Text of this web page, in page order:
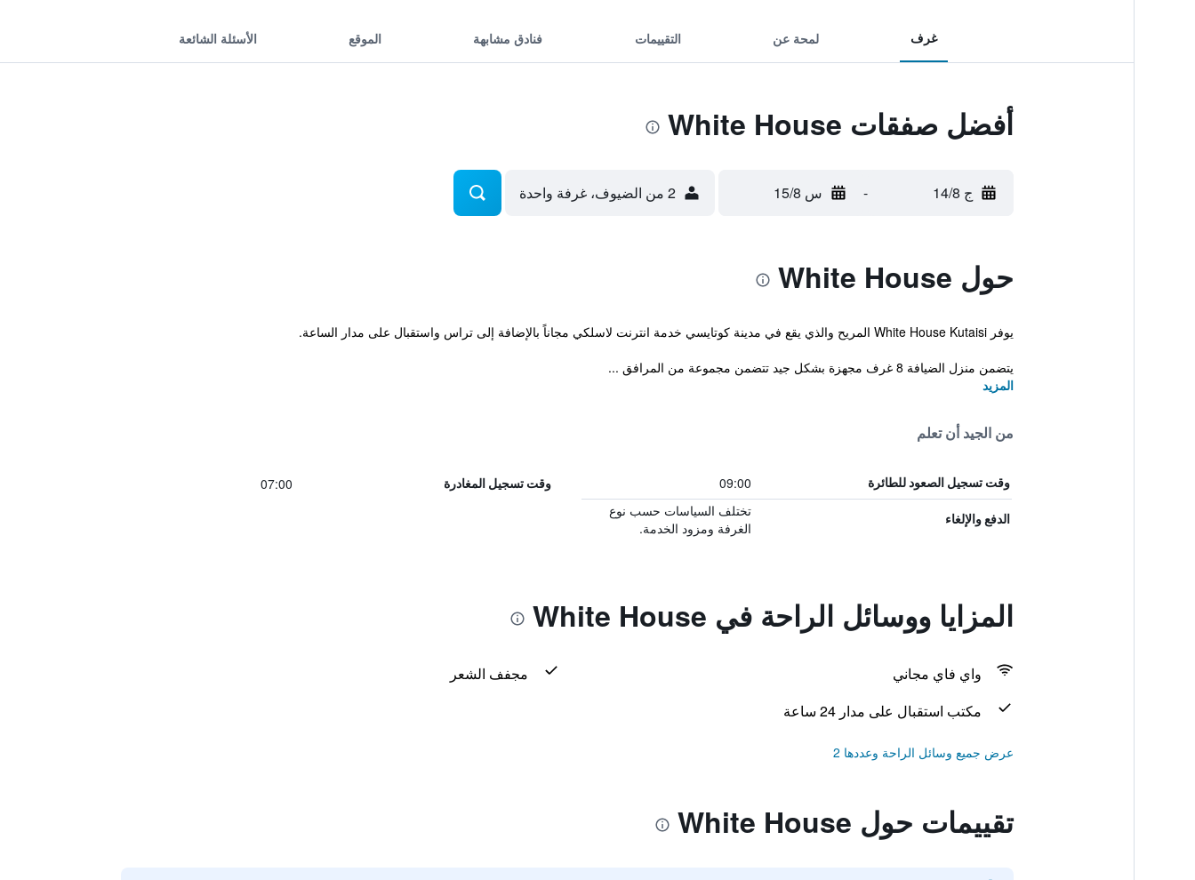
غرف لمحة عن التقييمات فنادق مشابهة الموقع الأسئلة الشائعة
أفضل صفقات White House
ج 14/8 - س 15/8 2 من الضيوف، غرفة واحدة
حول White House
يوفر White House Kutaisi المريح والذي يقع في مدينة كوتايسي خدمة انترنت لاسلكي مجاناً بالإضافة إلى تراس واستقبال على مدار الساعة.
يتضمن منزل الضيافة 8 غرف مجهزة بشكل جيد تتضمن مجموعة من المرافق ...
المزيد
من الجيد أن تعلم
وقت تسجيل الصعود للطائرة 09:00 وقت تسجيل المغادرة 07:00
الدفع والإلغاء
تختلف السياسات حسب نوع
الغرفة ومزود الخدمة.
المزايا ووسائل الراحة في White House
واي فاي مجاني
مجفف الشعر
مكتب استقبال على مدار 24 ساعة
عرض جميع وسائل الراحة وعددها 2
تقييمات حول White House